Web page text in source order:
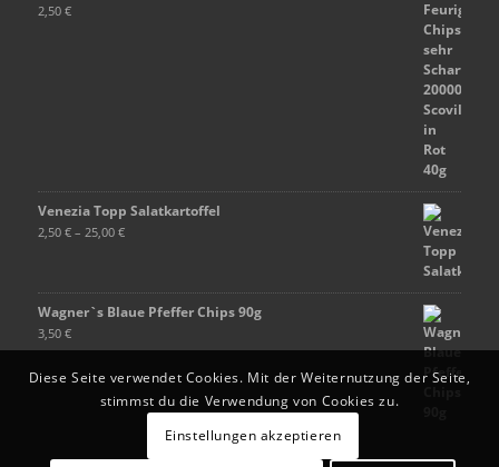
2,50 €
Venezia Topp Salatkartoffel
2,50 € – 25,00 €
Wagner`s Blaue Pfeffer Chips 90g
3,50 €
Diese Seite verwendet Cookies. Mit der Weiternutzung der Seite,
stimmst du die Verwendung von Cookies zu.
Einstellungen akzeptieren